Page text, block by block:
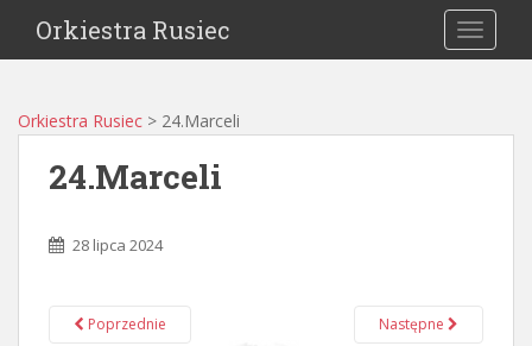
Orkiestra Rusiec
Orkiestra Rusiec > 24.Marceli
24.Marceli
28 lipca 2024
Poprzednie Następne